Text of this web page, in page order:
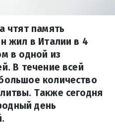
чтят память
жил в Италии в 4
в одной из
В течение всей
количество
Также сегодня
день